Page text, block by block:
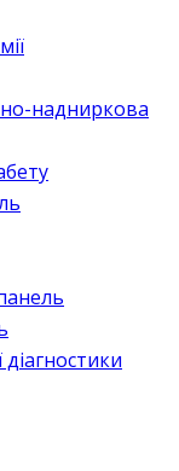
надниркова